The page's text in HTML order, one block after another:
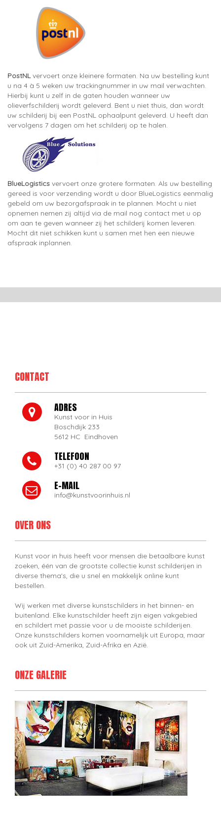
PostNLvervoert onze kleinere formaten. Na uw bestelling kunt
u na 4 à 5 weken uw trackingnummer in uw mail verwachten.
Hierbij kunt u zelf in de gaten houden wanneer uw
olieverfschilderij wordt geleverd. Bent u niet thuis, dan wordt
uw schilderij bij een PostNL ophaalpunt geleverd. U heeft dan
vervolgens 7 dagen om het schilderij op te halen.
BlueLogistics vervoert onze grotere formaten. Als uw bestelling
gereed is voor verzending wordt u door BlueLogistics eenmalig
gebeld om uw bezorgafspraak in te plannen. Mocht u niet
opnemen nemen zij altijd via de mail nog contact met u op
om aan te geven wanneer zij het schilderij komen leveren.
Mocht dit niet schikken kunt u samen met hen een nieuwe
afspraak inplannen.
CONTACT
ADRES
Kunst voor in Huis
Boschdijk 233
5612 HC Eindhoven
TELEFOON
+31 (0) 40 287 00 97
E-MAIL
info@kunstvoorinhuis.nl
OVER ONS
Kunst voor in huis heeft voor mensen die betaalbare kunst
zoeken, één van de grootste collectie kunst schilderijen in
diverse thema's, die u snel en makkelijk online kunt
bestellen.
Wij werken met diverse kunstschilders in het binnen- en
buitenland. Elke kunstschilder heeft zijn eigen vakgebied
en schildert met passie voor u de mooiste schilderijen.
Onze kunstschilders komen voornamelijk uit Europa, maar
ook uit Zuid-Amerika, Zuid-Afrika en Azië.
ONZE GALERIE